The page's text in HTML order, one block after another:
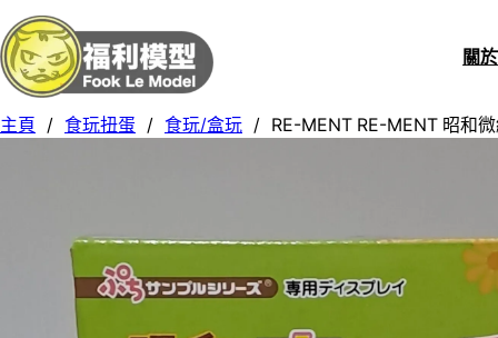
關
主頁 / 食玩扭蛋 / 食玩/盒玩 / RE-MENT RE-MENT 昭和